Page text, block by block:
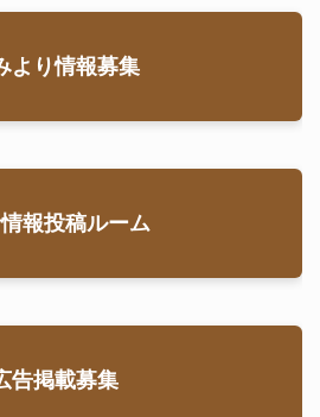
より情報募集
報投稿ルーム
告掲載募集